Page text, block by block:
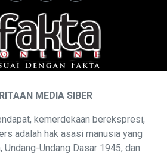
MEDIA SIBER
kemerdekaan berekspresi,
adalah hak asasi manusia yang
Undang Dasar 1945, dan